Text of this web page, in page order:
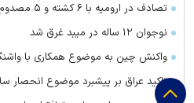
تصادف در ارومیه با ۶ کشته و ۵ مصدوم
نوجوان ۱۲ ساله در میبد غرق شد
واکنش چین به موضوع همکاری با
تاکید عراق بر پیشبرد موضوع